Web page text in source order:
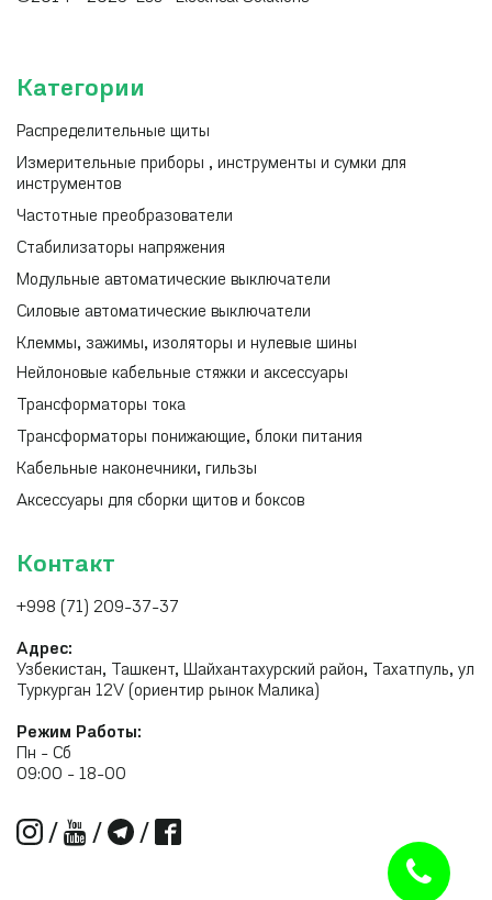
Категории
Распределительные щиты
Измерительные приборы , инструменты и сумки для
инструментов
Частотные преобразователи
Стабилизаторы напряжения
Модульные автоматические выключатели
Силовые автоматические выключатели
Клеммы, зажимы, изоляторы и нулевые шины
Нейлоновые кабельные стяжки и аксессуары
Трансформаторы тока
Трансформаторы понижающие, блоки питания
Кабельные наконечники, гильзы
Аксессуары для сборки щитов и боксов
Контакт
+998 (71) 209-37-37
Адрес:
Узбекистан, Ташкент, Шайхантахурский район, Тахатпуль, ул
Туркурган 12V (ориентир рынок Малика)
Режим Работы:
Пн - Сб
09:00 - 18-00
/ / /